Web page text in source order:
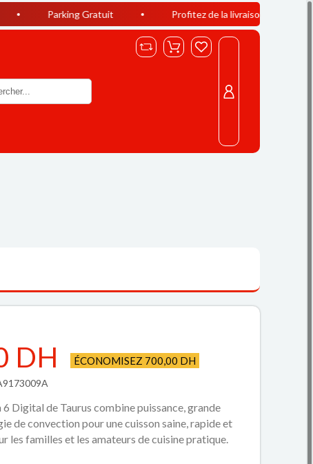
Gratuit Profitez de la livraison offerte à Casablanca
DH ÉCONOMISEZ 700,00 DH
Digital de Taurus combine puissance, grande
de convection pour une cuisson saine, rapide et
les familles et les amateurs de cuisine pratique.